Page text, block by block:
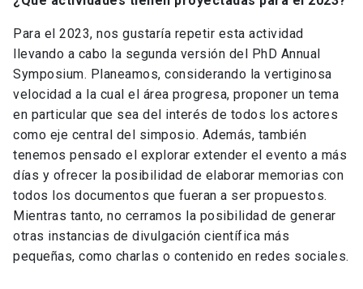
Para el 2023, nos gustaría repetir esta actividad
llevando a cabo la segunda versión del PhD Annual
Symposium. Planeamos, considerando la vertiginosa
velocidad a la cual el área progresa, proponer un tema
en particular que sea del interés de todos los actores
como eje central del simposio. Además, también
tenemos pensado el explorar extender el evento a más
días y ofrecer la posibilidad de elaborar memorias con
todos los documentos que fueran a ser propuestos.
Mientras tanto, no cerramos la posibilidad de generar
otras instancias de divulgación científica más
pequeñas, como charlas o contenido en redes sociales.